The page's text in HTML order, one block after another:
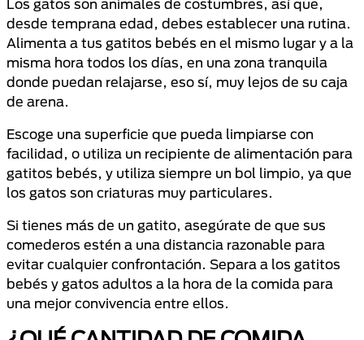
Los gatos son animales de costumbres, así que,
desde temprana edad, debes establecer una rutina.
Alimenta a tus gatitos bebés en el mismo lugar y a la
misma hora todos los días, en una zona tranquila
donde puedan relajarse, eso sí, muy lejos de su caja
de arena.
Escoge una superficie que pueda limpiarse con
facilidad, o utiliza un recipiente de alimentación para
gatitos bebés, y utiliza siempre un bol limpio, ya que
los gatos son criaturas muy particulares.
Si tienes más de un gatito, asegúrate de que sus
comederos estén a una distancia razonable para
evitar cualquier confrontación. Separa a los gatitos
bebés y gatos adultos a la hora de la comida para
una mejor convivencia entre ellos.